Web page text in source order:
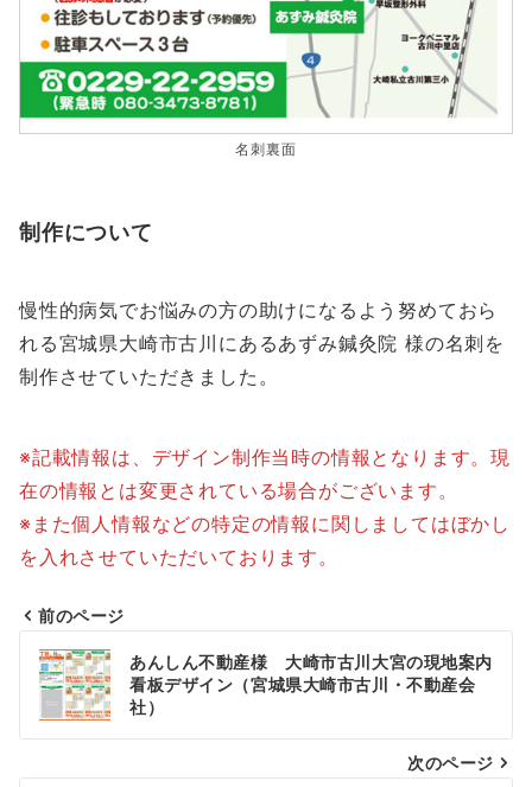
名刺裏面
制作について
慢性的病気でお悩みの方の助けになるよう努めておら
れる宮城県大崎市古川にあるあずみ鍼灸院 様の名刺を
制作させていただきました。
※記載情報は、デザイン制作当時の情報となります。現
在の情報とは変更されている場合がございます。
※また個人情報などの特定の情報に関しましてはぼかし
を入れさせていただいております。
投
稿
ナ
ビ
前のページ
あんしん不動産様 大崎市古川大宮の現地案内
看板デザイン（宮城県大崎市古川・不動産会
社）
次のページ